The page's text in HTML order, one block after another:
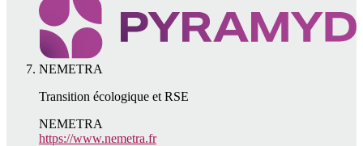
NEMETRA
Transition écologique et RSE
NEMETRA
https://www.nemetra.fr